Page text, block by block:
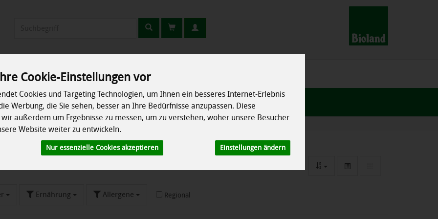
Cookie-Einstellungen vor
Cookies und Targeting Technologien, um Ihnen ein besseres Internet-Erlebnis
Werbung, die Sie sehen, besser an Ihre Bedürfnisse anzupassen. Diese
außerdem um Ergebnisse zu messen, um zu verstehen, woher unsere Besucher
Website weiter zu entwickeln.
Nur essenzielle Cookies akzeptieren Einstellungen ändern
Speisekammer Ökokisten Besonderes
Erzeuger Rezepte So geht's Info
Ernährung Allergene Regional